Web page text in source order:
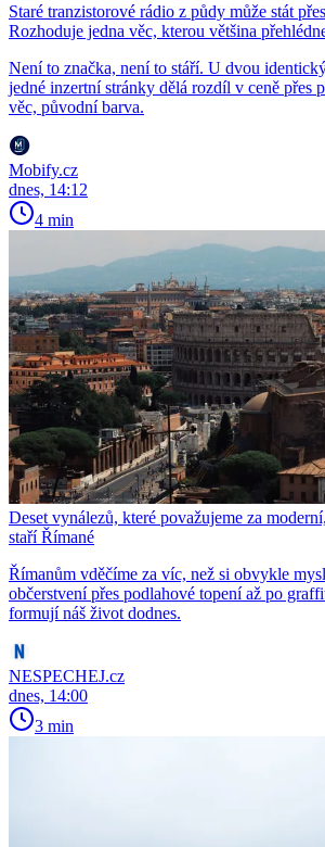
Staré tranzistorové rádio z půdy může stát
Rozhoduje jedna věc, kterou většina
Není to značka, není to stáří. U dvou
jedné inzertní stránky dělá rozdíl v ceně přes
věc, původní barva.
Mobify.cz
dnes, 14:12
4 min
Deset vynálezů, které považujeme za
staří Římané
Římanům vděčíme za víc, než si obvykle
občerstvení přes podlahové topení až po
formují náš život dodnes.
NESPECHEJ.cz
dnes, 14:00
3 min